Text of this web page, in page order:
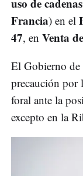
Francia) en el
47, en Venta
El Gobierno de
precaución por
foral ante la
excepto en la